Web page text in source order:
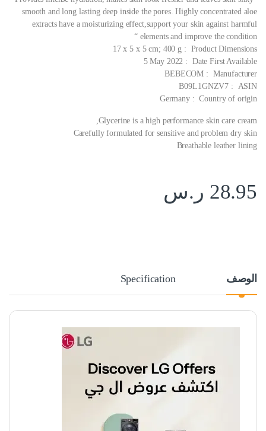
smooth and long lasting deep inside the pores. Highly concentrated aloe
extracts have a moisturizing effect,support your skin against harmful
elements and improve the condition “
Product Dimensions ‏ : ‎ 17 x 5 x 5 cm; 400 g
Date First Available ‏ : ‎ 5 May 2022
Manufacturer ‏ : ‎ BEBECOM
ASIN ‏ : ‎ B09L1GNZV7
Country of origin ‏ : ‎ Germany
Glycerine is a high performance skin care cream,
Carefully formulated for sensitive and problem dry skin
Breathable leather lining
28.95 ر.س
الوصف Specification